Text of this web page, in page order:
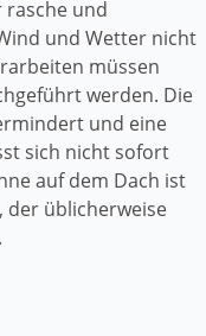
und
und Wetter nicht
müssen
werden. Die
und eine
sich nicht sofort
auf dem Dach ist
üblicherweise